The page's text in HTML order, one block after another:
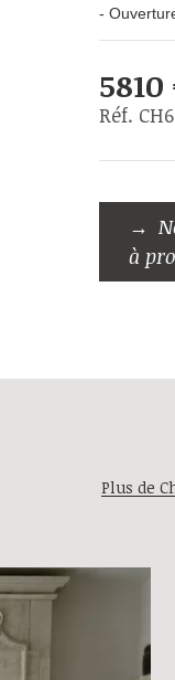
-
5810
Réf.
à
Plus de